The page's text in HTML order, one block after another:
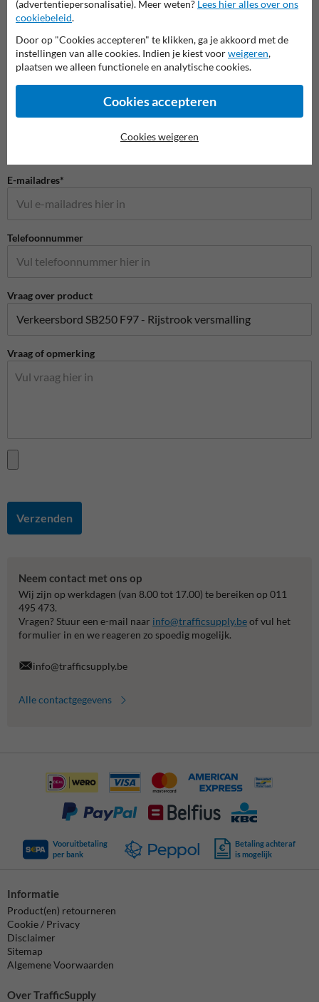
Stel je vraag aan Verkeersbord.be
Naam*
E-mailadres*
Telefoonnummer
Vraag over product
Vraag of opmerking
Verzenden
Neem contact met ons op
Wij zijn op werkdagen (van 8.00 tot 17.00) te bereiken op 011
495 473.
Vragen? Stuur een e-mail naar info@trafficsupply.beof vul het
formulier in en we reageren zo spoedig mogelijk.
info@trafficsupply.be
Alle contactgegevens
Vooruitbetaling
per bank
Betaling achteraf
is mogelijk
Informatie
Product(en) retourneren
Cookie / Privacy
Disclaimer
Sitemap
Algemene Voorwaarden
Over TrafficSupply
(advertentiepersonalisatie). Meer weten? Lees hier alles over ons
cookiebeleid.
Door op "Cookies accepteren" te klikken, ga je akkoord met de
instellingen van alle cookies. Indien je kiest voorweigeren,
plaatsen we alleen functionele en analytische cookies.
Cookies accepteren
Cookies weigeren